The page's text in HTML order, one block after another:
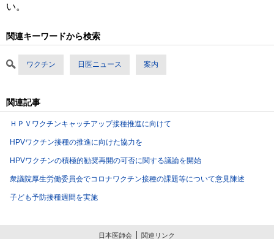
い。
関連キーワードから検索
ワクチン 日医ニュース 案内
関連記事
ＨＰＶワクチンキャッチアップ接種推進に向けて
HPVワクチン接種の推進に向けた協力を
HPVワクチンの積極的勧奨再開の可否に関する議論を開始
衆議院厚生労働委員会でコロナワクチン接種の課題等について意見陳述
子ども予防接種週間を実施
日本医師会 関連リンク